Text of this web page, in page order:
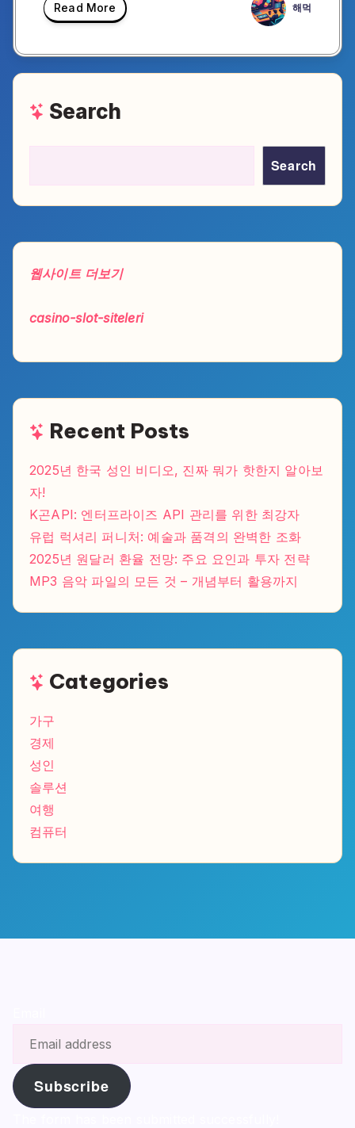
Read More 해먹
Search
Search
웹사이트 더보기
casino-slot-siteleri
Recent Posts
2025년 한국 성인 비디오, 진짜 뭐가 핫한지 알아보
자!
K곤API: 엔터프라이즈 API 관리를 위한 최강자
유럽 럭셔리 퍼니처: 예술과 품격의 완벽한 조화
2025년 원달러 환율 전망: 주요 요인과 투자 전략
MP3 음악 파일의 모든 것 – 개념부터 활용까지
Categories
가구
경제
성인
솔루션
여행
컴퓨터
Subscribe